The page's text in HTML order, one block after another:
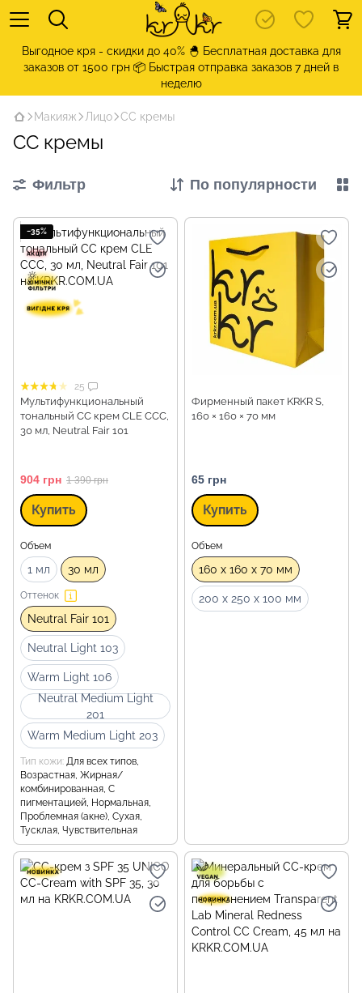
Выгодное кря - скидки до 40% 🐣 Бесплатная доставка для
заказов от 1500 грн 📦 Быстрая отправка заказов 7 дней в
неделю
Макияж Лицо CC кремы
CC кремы
Фильтр По популярности
−35%
25
Мультифункциональный
тональный CC крем CLE CCC,
30 мл, Neutral Fair 101
904 грн 1 390 грн
Купить
Объем
1 мл 30 мл
Оттенок
Neutral Fair 101
Neutral Light 103
Warm Light 106
Neutral Medium Light
201
Warm Medium Light 203
Тип кожи Для всех типов,
Возрастная, Жирная/
комбинированная, С
пигментацией, Нормальная,
Проблемная (акне), Сухая,
Тусклая, Чувствительная
Фирменный пакет KRKR S,
160 × 160 × 70 мм
65 грн
Купить
Объем
160 x 160 x 70 мм
200 x 250 x 100 мм